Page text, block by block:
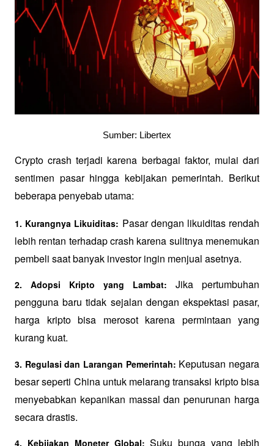
Sumber: Libertex
Crypto crash terjadi karena berbagai faktor, mulai dari
sentimen pasar hingga kebijakan pemerintah. Berikut
beberapa penyebab utama:
1. Kurangnya Likuiditas: Pasar dengan likuiditas rendah
lebih rentan terhadap crash karena sulitnya menemukan
pembeli saat banyak investor ingin menjual asetnya.
2. Adopsi Kripto yang Lambat:
Jika pertumbuhan
pengguna baru tidak sejalan dengan ekspektasi pasar,
harga kripto bisa merosot karena permintaan yang
kurang kuat.
3. Regulasi dan Larangan Pemerintah: Keputusan negara
besar seperti China untuk melarang transaksi kripto bisa
menyebabkan kepanikan massal dan penurunan harga
secara drastis.
4. Kebijakan Moneter Global: Suku bunga yang lebih